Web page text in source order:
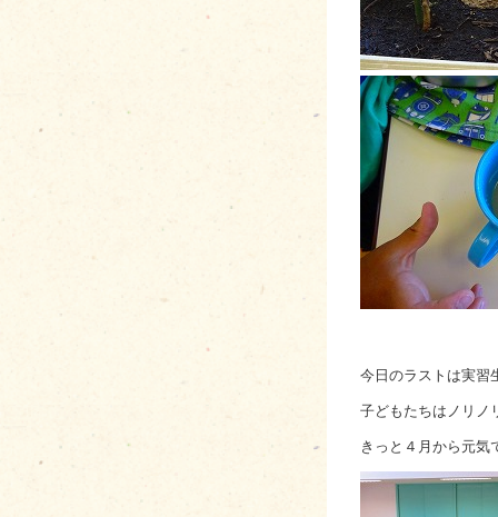
今日のラストは実習
子どもたちはノリノ
きっと４月から元気